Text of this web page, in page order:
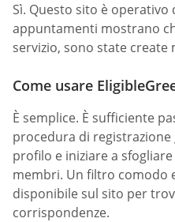
Sì. Questo sito è operativo
appuntamenti mostrano
servizio, sono state
Come usare
È semplice. È sufficiente
procedura di
profilo e iniziare a
membri. Un filtro comodo
disponibile sul sito per
corrispondenze.